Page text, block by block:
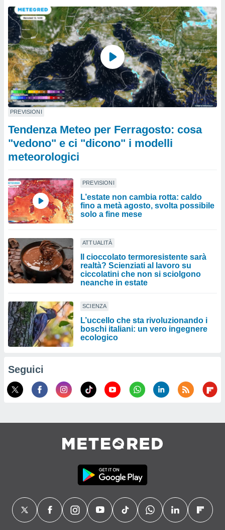
PREVISIONI
Tendenza Meteo per Ferragosto: cosa
"vedono" e ci "dicono" i modelli
meteorologici
PREVISIONI
L’estate non cambia rotta: caldo
fino a metà agosto, svolta possibile
solo a fine mese
ATTUALITÀ
Il cioccolato termoresistente sarà
realtà? Scienziati al lavoro su
ciccolatini che non si sciolgono
neanche in estate
SCIENZA
L’uccello che sta rivoluzionando i
boschi italiani: un vero ingegnere
ecologico
Seguici